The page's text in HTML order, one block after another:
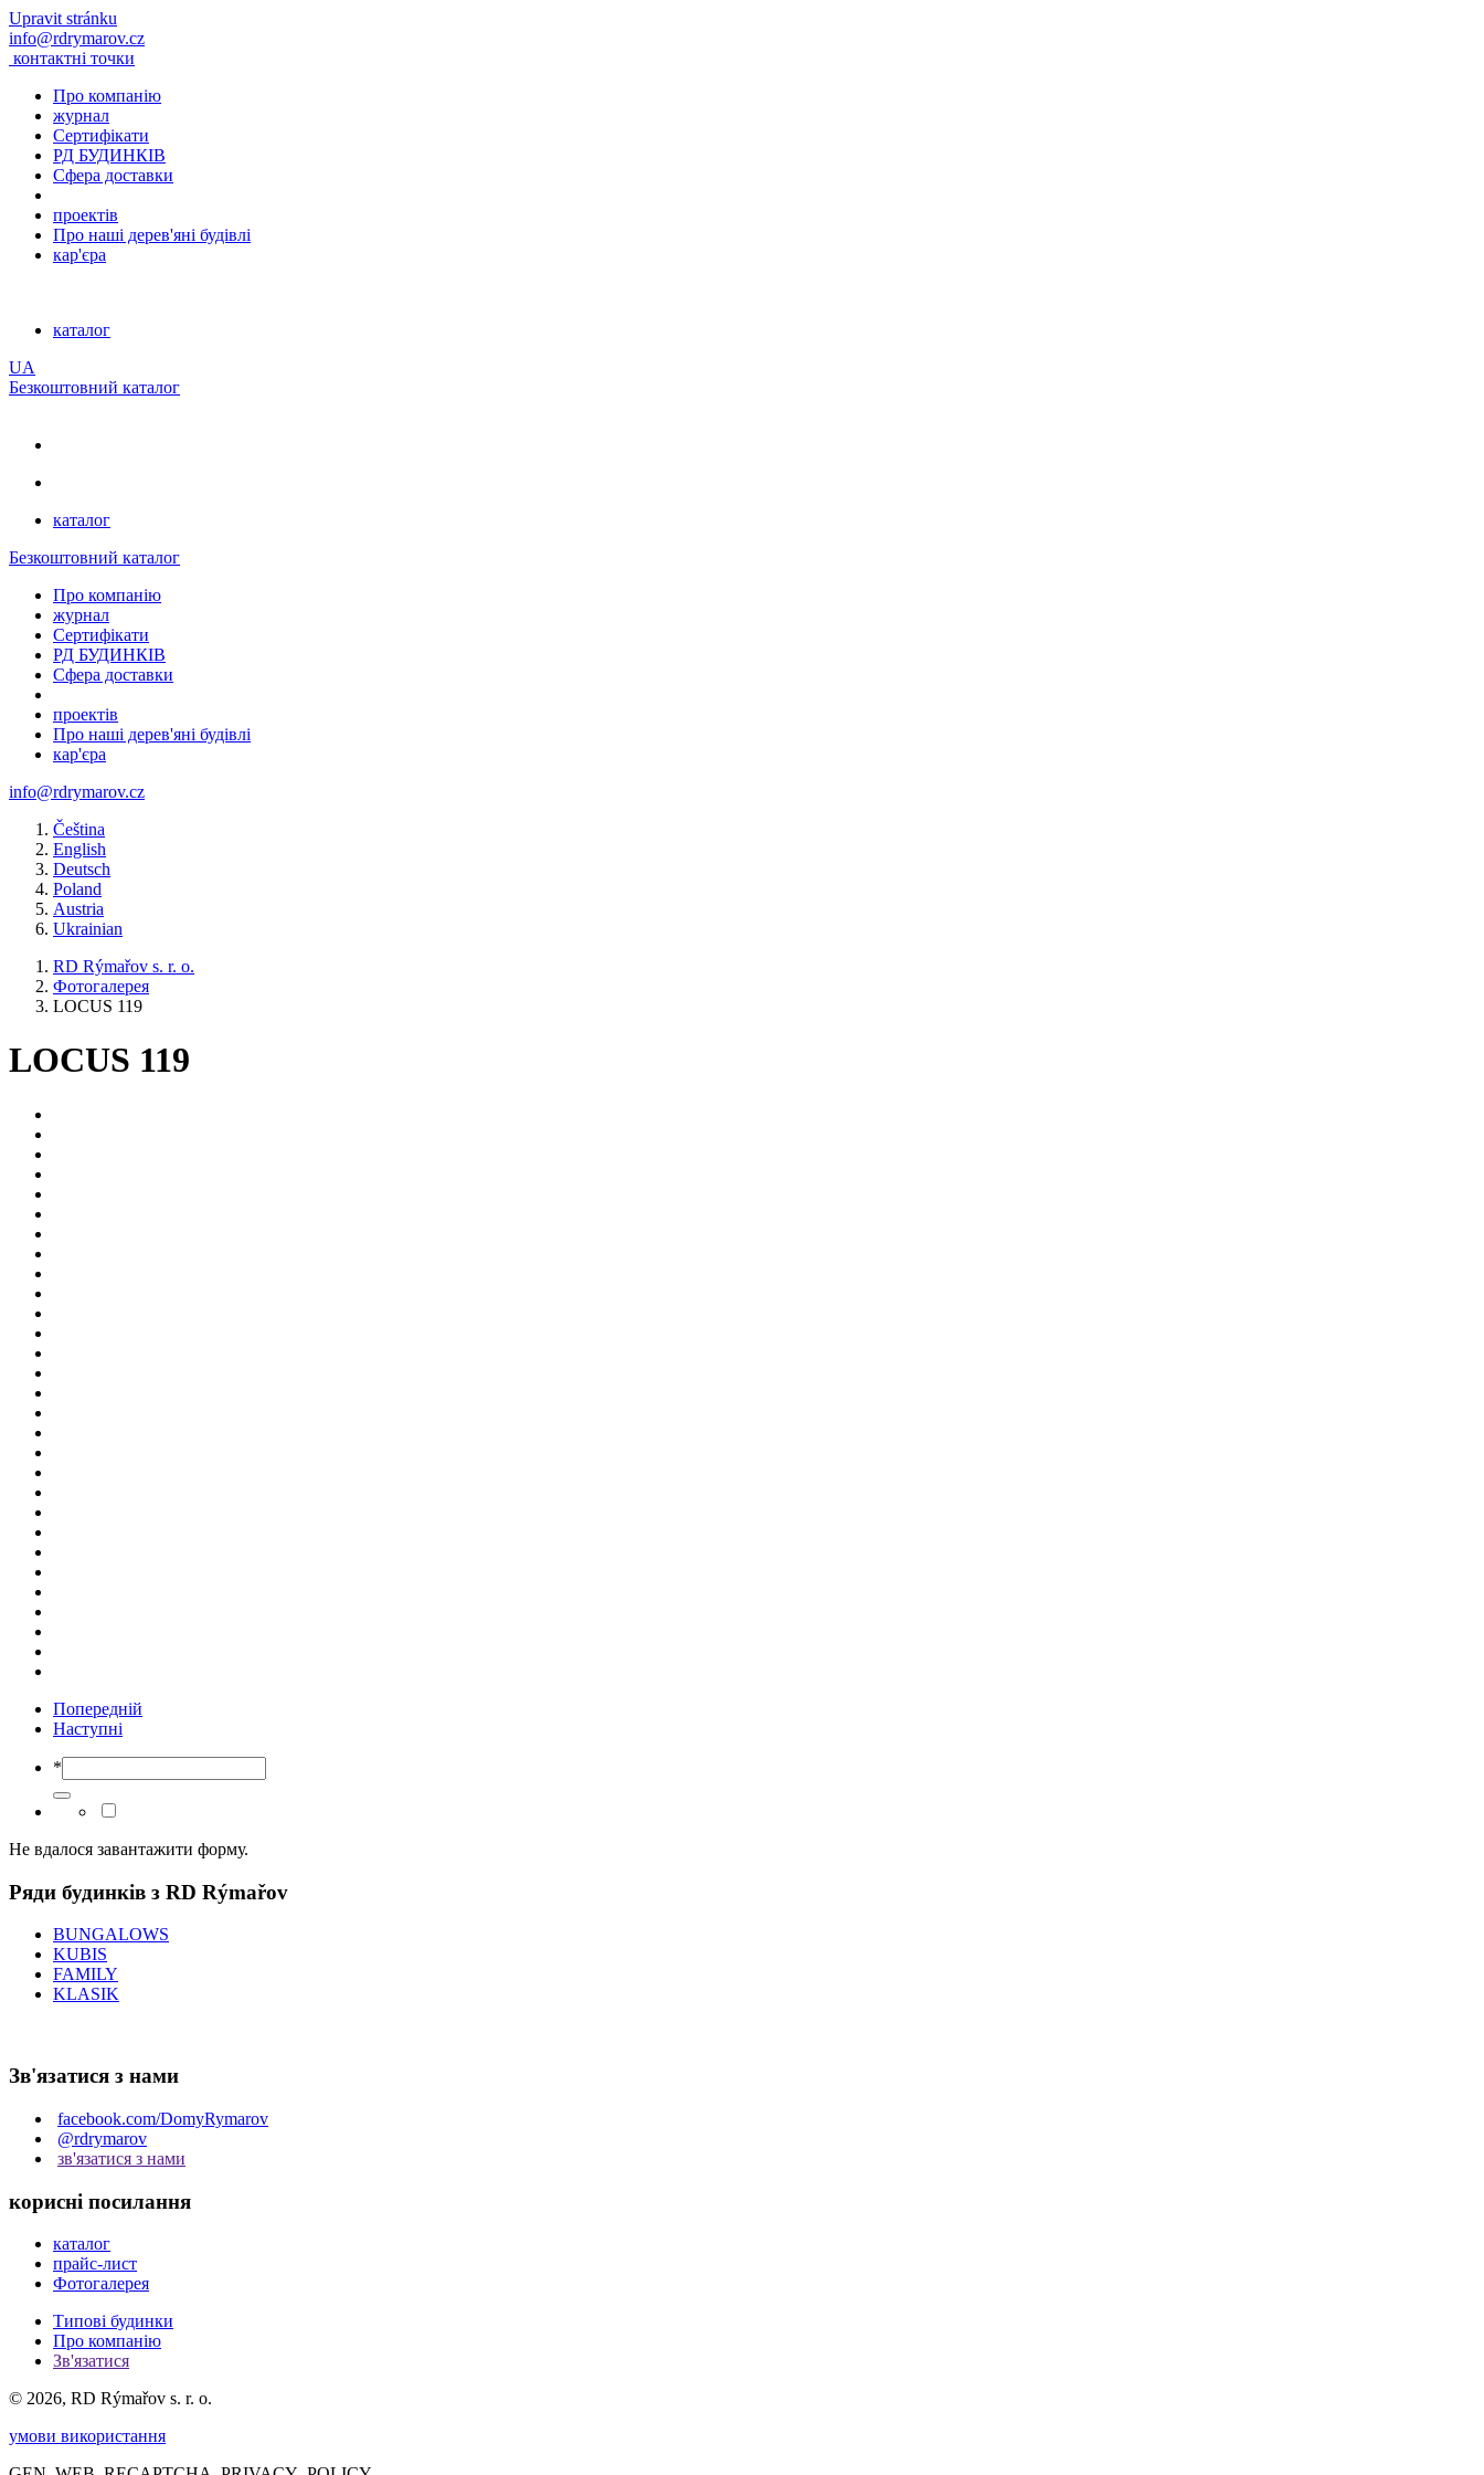
Upravit stránku
info@rdrymarov.cz
контактні точки
Про компанію
журнал
Сертифікати
РД БУДИНКІВ
Сфера доставки
проектів
Про наші дерев'яні будівлі
кар'єра
каталог
UA
Безкоштовний каталог
каталог
Безкоштовний каталог
Про компанію
журнал
Сертифікати
РД БУДИНКІВ
Сфера доставки
проектів
Про наші дерев'яні будівлі
кар'єра
info@rdrymarov.cz
Čeština
English
Deutsch
Poland
Austria
Ukrainian
RD Rýmařov s. r. o.
Фотогалерея
LOCUS 119
LOCUS 119
Попередній
Наступні
*
Не вдалося завантажити форму.
Ряди будинків з RD Rýmařov
BUNGALOWS
KUBIS
FAMILY
KLASIK
Зв'язатися з нами
facebook.com/DomyRymarov
@rdrymarov
зв'язатися з нами
корисні посилання
каталог
прайс-лист
Фотогалерея
Типові будинки
Про компанію
Зв'язатися
© 2026, RD Rýmařov s. r. o.
умови використання